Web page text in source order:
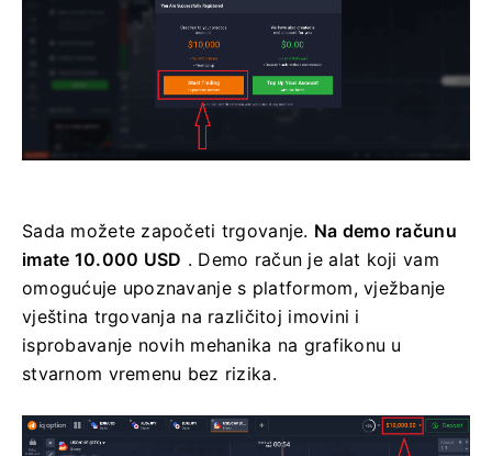
Sada možete započeti trgovanje. Na demo računu
imate 10.000 USD . Demo račun je alat koji vam
omogućuje upoznavanje s platformom, vježbanje
vještina trgovanja na različitoj imovini i
isprobavanje novih mehanika na grafikonu u
stvarnom vremenu bez rizika.